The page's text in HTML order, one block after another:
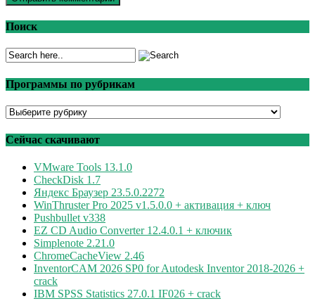
Поиск
Программы по рубрикам
Программы
рубрикам
Сейчас скачивают
VMware Tools 13.1.0
CheckDisk 1.7
Яндекс Браузер 23.5.0.2272
WinThruster Pro 2025 v1.5.0.0 + активация + ключ
Pushbullet v338
EZ CD Audio Converter 12.4.0.1 + ключик
Simplenote 2.21.0
ChromeCacheView 2.46
InventorCAM 2026 SP0 for Autodesk Inventor 2018-2026 +
crack
IBM SPSS Statistics 27.0.1 IF026 + crack